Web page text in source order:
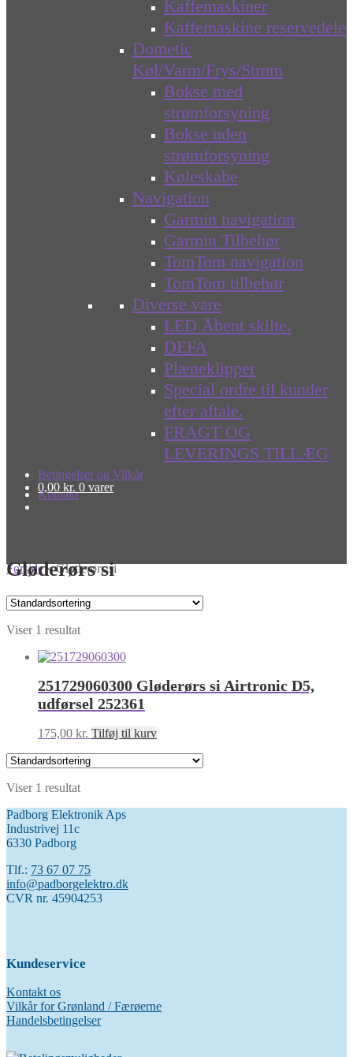
Kaffemaskiner
Kaffemaskine reservedele
Dometic
Køl/Varm/Frys/Strøm
Bokse med
strømforsyning
Bokse uden
strømforsyning
Køleskabe
Navigation
Garmin navigation
Garmin Tilbehør
TomTom navigation
TomTom tilbehør
Diverse vare
LED Åbent skilte.
DEFA
Plæneklipper
Special ordre til kunder
efter aftale.
FRAGT OG
LEVERINGS TILLÆG
Betingelser og Vilkår
Kontakt
0,00 kr. 0 varer
Forside»Gløderørs si
Gløderørs si
Viser 1 resultat
251729060300 Gløderørs si Airtronic D5,
udførsel 252361
175,00 kr. Tilføj til kurv
Viser 1 resultat
Padborg Elektronik Aps
Industrivej 11c
6330 Padborg
Tlf.: 73 67 07 75
info@padborgelektro.dk
CVR nr. 45904253
Kundeservice
Kontakt os
Vilkår for Grønland / Færøerne
Handelsbetingelser